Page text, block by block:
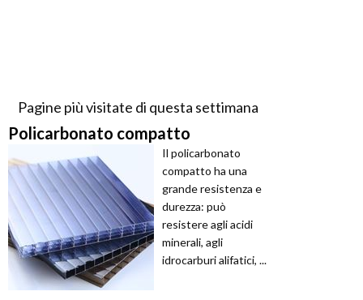
Pagine più visitate di questa settimana
Policarbonato compatto
Il policarbonato
compatto ha una
grande resistenza e
durezza: può
resistere agli acidi
minerali, agli
idrocarburi alifatici, ...